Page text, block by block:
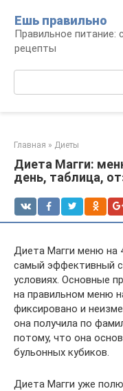
контенту
Ешь правильно
Правильное питание:
рецепты
Главная » Диеты
Диета Магги:
день, таблица,
Диета Магги меню на
самый эффективный
условиях. Основные
на правильном меню
фиксировано и
она получила по
потому, что она
бульонных кубиков.
Диета Магги уже